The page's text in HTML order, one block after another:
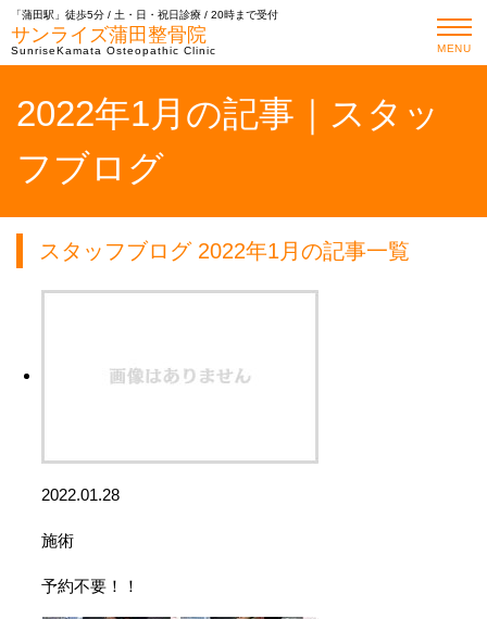
「蒲田駅」徒歩5分 / 土・日・祝日診療 / 20時まで受付
サンライズ蒲田整骨院
SunriseKamata Osteopathic Clinic MENU
2022年1月の記事｜スタッ
フブログ
スタッフブログ 2022年1月の記事一覧
2022.01.28
施術
予約不要！！